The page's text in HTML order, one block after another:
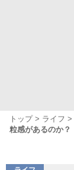
トップ ライフ
粒感があるのか？